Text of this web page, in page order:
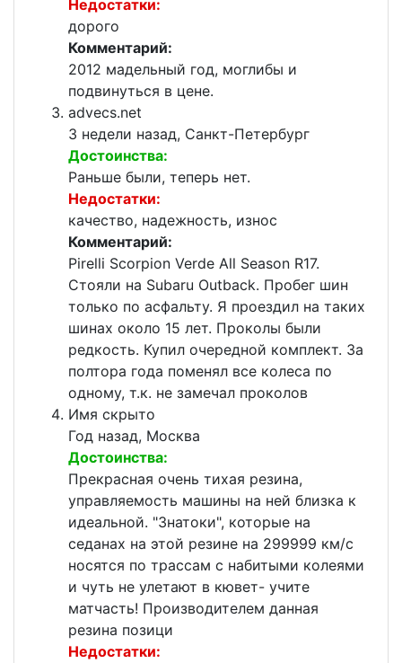
Недостатки:
дорого
Комментарий:
2012 мадельный год, моглибы и
подвинуться в цене.
advecs.net
3 недели назад, Санкт-Петербург
Достоинства:
Раньше были, теперь нет.
Недостатки:
качество, надежность, износ
Комментарий:
Pirelli Scorpion Verde All Season R17.
Стояли на Subaru Outback. Пробег шин
только по асфальту. Я проездил на таких
шинах около 15 лет. Проколы были
редкость. Купил очередной комплект. За
полтора года поменял все колеса по
одному, т.к. не замечал проколов
Имя скрыто
Год назад, Москва
Достоинства:
Прекрасная очень тихая резина,
управляемость машины на ней близка к
идеальной. "Знатоки", которые на
седанах на этой резине на 299999 км/с
носятся по трассам с набитыми колеями
и чуть не улетают в кювет- учите
матчасть! Производителем данная
резина позици
Недостатки: